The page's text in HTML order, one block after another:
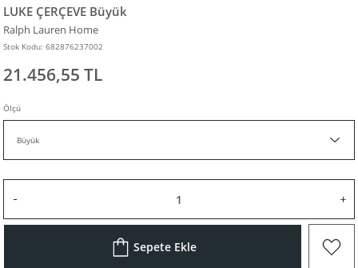
LUKE ÇERÇEVE Büyük
Ralph Lauren Home
Stok Kodu: 682876237002
21.456,55 TL
Ölçü
Sepete Ekle